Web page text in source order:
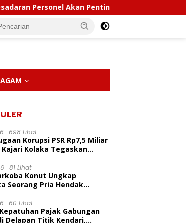
Akan Pentingnya Hidup Sehat
Ceria Di
Molore
Indah
Kapolda Sultra Pimpin
Serta Lantik Kapolres
Konawe Kepulauan
698 Lihat
Korupsi PSR Rp7,5 Miliar
Kajari Kolaka Tegaskan
81 Lihat
Konut Ungkap
Seorang Pria Hendak
Wawolesea
60 Lihat
Pajak Gabungan
Delapan Titik Kendari,